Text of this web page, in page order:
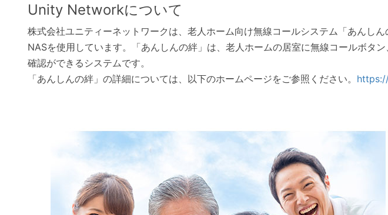
Unity Networkについて
株式会社ユニティーネットワークは、老人ホーム向け無線コールシステム「あんし
NASを使用しています。「あんしんの絆」は、老人ホームの居室に無線コールボタ
確認ができるシステムです。
「あんしんの絆」の詳細については、以下のホームページをご参照ください。